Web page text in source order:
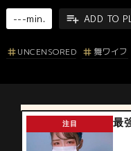
---min. ADD TO
UNCENSORED 舞ワイフ
注目 最